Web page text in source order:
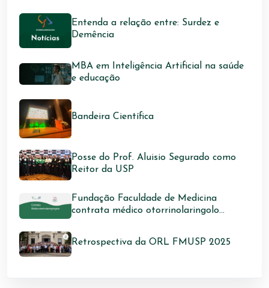
Entenda a relação entre: Surdez e
Demência
MBA em Inteligência Artificial na saúde
e educação
Bandeira Científica
Posse do Prof. Aluisio Segurado como
Reitor da USP
Fundação Faculdade de Medicina
contrata médico otorrinolaringolo...
Retrospectiva da ORL FMUSP 2025